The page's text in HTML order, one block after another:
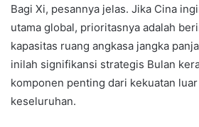
Bagi Xi, pesannya jelas. Jika Cina
utama global, prioritasnya adalah
kapasitas ruang angkasa jangka
inilah signifikansi strategis Bulan
komponen penting dari kekuatan
keseluruhan.